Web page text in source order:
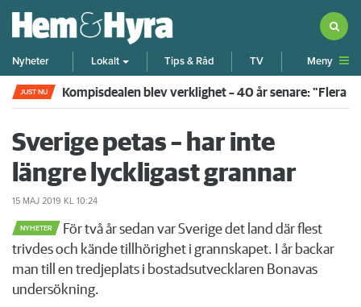
Nyheter Lokalt Tips & Råd TV Meny
JUST NU Kompisdealen blev verklighet – 40 år senare: "Flera
Sverige petas – har inte
längre lyckligast grannar
15 MAJ 2019 KL 10:24
NYHETER
För två år sedan var Sverige det land där flest
trivdes och kände tillhörighet i grannskapet. I år backar
man till en tredjeplats i bostadsutvecklaren Bonavas
undersökning.